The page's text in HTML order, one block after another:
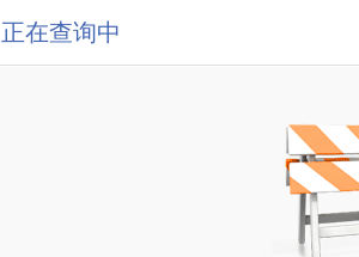
正在查询中